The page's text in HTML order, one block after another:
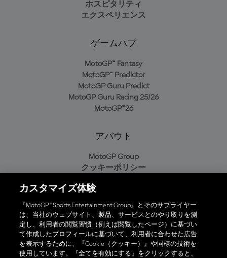
ホスピタリティ
エクスペリエンス
ゲームハブ
MotoGP™ Fantasy
MotoGP™ Predictor
MotoGP Guru Predict
MotoGP Guru Racing 25/26
MotoGP™26
アバウト
MotoGP Group
クッキーポリシー
プライバシーポリシー
購入ポリシー
オフィシャルアプリ
カスタマイズ体験
『MotoGP™ Sports Entertainment Group』とそのサプライヤー
は、当社のウェブサイト、製品、サービスとのやり取りを測
定し、利用者の閲覧習慣（例えば閲覧したページ）に基づい
て作成したプロフィールに基づいて、利用者に合わせた広告
を表示するために、『Cookie（クッキー）』や同様の技術を
使用しています。『全てを有効にする』をクリックすると、